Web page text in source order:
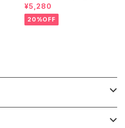
>
¥5,280
20%OFF